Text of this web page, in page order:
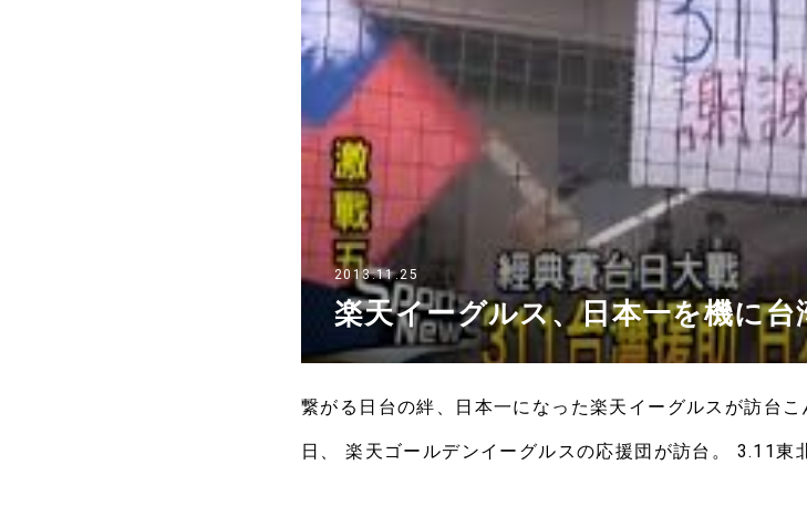
2013.11.25
楽天イーグルス、日本一を機に台
繋がる日台の絆、日本一になった楽天イーグルスが訪台
日、 楽天ゴールデンイーグルスの応援団が訪台。 3.11東